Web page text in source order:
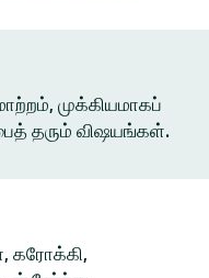
முக்கியமாகப்
தரும் விஷயங்கள்.
கரோக்கி,